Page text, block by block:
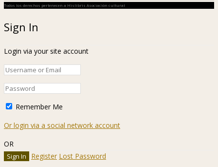
Todos los derechos pertenecen a Hislibris Asociación cultural
Sign In
Login via your site account
Remember Me
Or login via a social network account
OR
Register Lost Password